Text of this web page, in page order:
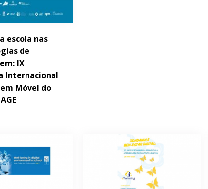
escola nas
de
IX
Internacional
Móvel do